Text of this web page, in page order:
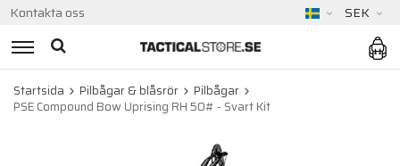
Kontakta oss SEK
Startsida Pilbågar & blåsrör
Pilbågar
PSE Compound Bow Uprising RH 50# - Svart Kit